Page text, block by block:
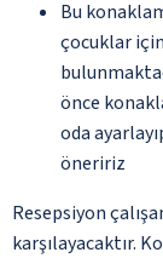
Bu
çocuklar
önce
oda
öneririz
Resepsiyon
karşılayacaktır.